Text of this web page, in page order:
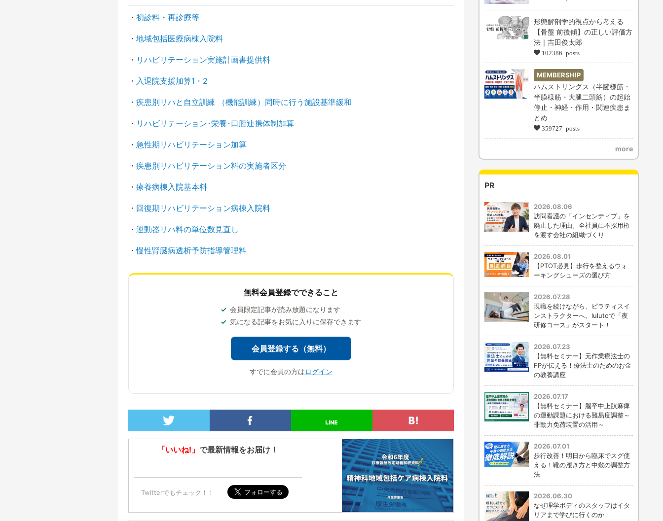
・ 初診料・再診療等
・ 地域包括医療病棟入院料
・ リハビリテーション実施計画書提供料
・ 入退院支援加算1・2
・ 疾患別リハと自立訓練 （機能訓練）同時に行う施設基準緩和
・ リハビリテーション･栄養･口腔連携体制加算
・ 急性期リハビリテーション加算
・ 疾患別リハビリテーション料の実施者区分
・ 療養病棟入院基本料
・ 回復期リハビリテーション病棟入院料
・ 運動器リハ料の単位数見直し
・慢性腎臓病透析予防指導管理料
無料会員登録でできること
会員限定記事が読み放題になります
気になる記事をお気に入りに保存できます
会員登録する（無料）
すでに会員の方はログイン
「いいね!」 で最新情報をお届け！
Twitterでもチェック！！
形態解剖学的視点から考える
【骨盤 前後傾】の正しい評価方
法｜吉田俊太郎
102386 posts
MEMBERSHIP
ハムストリングス（半腱様筋・
半膜様筋・大腿二頭筋）の起始
停止・神経・作用・関連疾患ま
とめ
359727 posts
more
PR
2026.08.06
訪問看護の「インセンティブ」を
廃止した理由。全社員に不採用権
を渡す会社の組織づくり
2026.08.01
【PTOT必見】歩行を整えるウォ
ーキングシューズの選び方
2026.07.28
現職を続けながら、ピラティスイ
ンストラクターへ。lulutoで「夜
研修コース」がスタート！
2026.07.23
【無料セミナー】元作業療法士の
FPが伝える！療法士のためのお金
の教養講座
2026.07.17
【無料セミナー】脳卒中上肢麻痺
の運動課題における難易度調整～
非動力免荷装置の活用～
2026.07.01
歩行改善！明日から臨床でスグ使
える！靴の履き方と中敷の調整方
法
2026.06.30
なぜ理学ボディのスタッフはイタ
リアまで学びに行くのか